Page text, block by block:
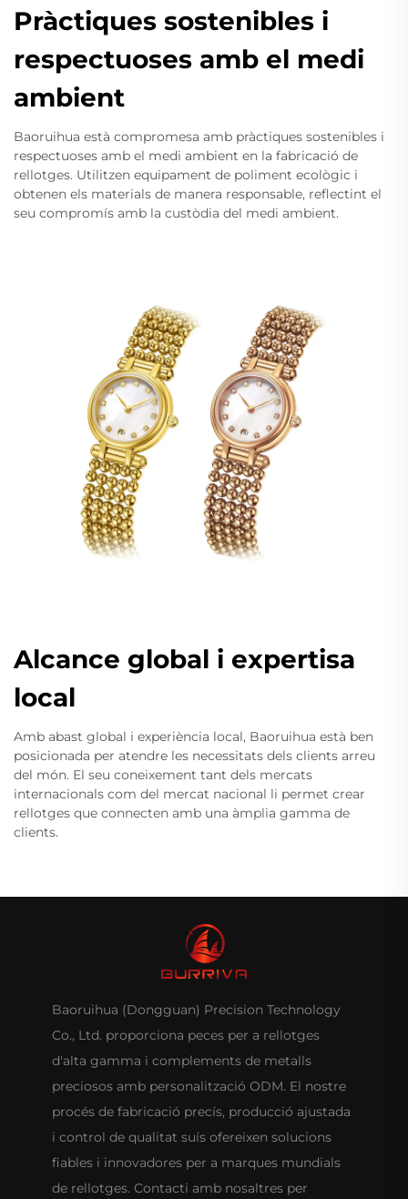
Pràctiques sostenibles i
respectuoses amb el medi
ambient
Baoruihua està compromesa amb pràctiques sostenibles i
respectuoses amb el medi ambient en la fabricació de
rellotges. Utilitzen equipament de poliment ecològic i
obtenen els materials de manera responsable, reflectint el
seu compromís amb la custòdia del medi ambient.
Alcance global i expertisa
local
Amb abast global i experiència local, Baoruihua està ben
posicionada per atendre les necessitats dels clients arreu
del món. El seu coneixement tant dels mercats
internacionals com del mercat nacional li permet crear
rellotges que connecten amb una àmplia gamma de
clients.
Baoruihua (Dongguan) Precision Technology
Co., Ltd. proporciona peces per a rellotges
d'alta gamma i complements de metalls
preciosos amb personalització ODM. El nostre
procés de fabricació precís, producció ajustada
i control de qualitat suís ofereixen solucions
fiables i innovadores per a marques mundials
de rellotges. Contacti amb nosaltres per